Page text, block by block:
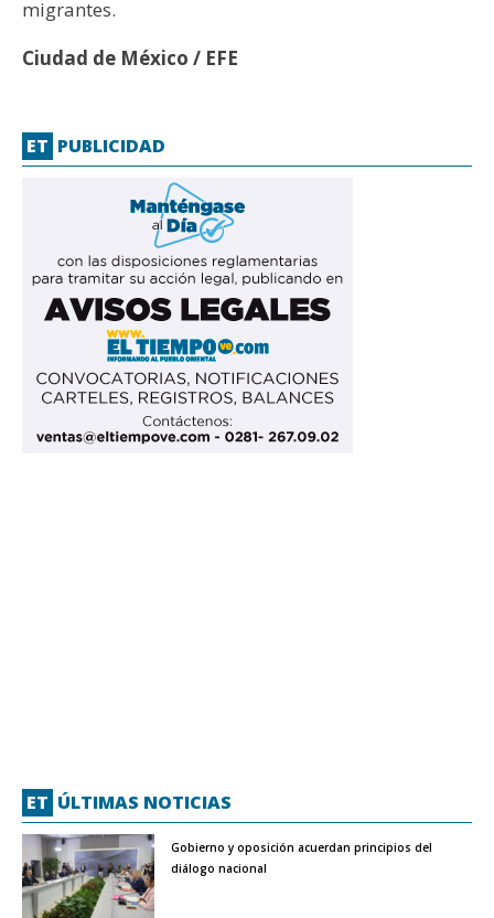
migrantes.
Ciudad de México / EFE
ET PUBLICIDAD
ET ÚLTIMAS NOTICIAS
Gobierno y oposición acuerdan principios del
diálogo nacional